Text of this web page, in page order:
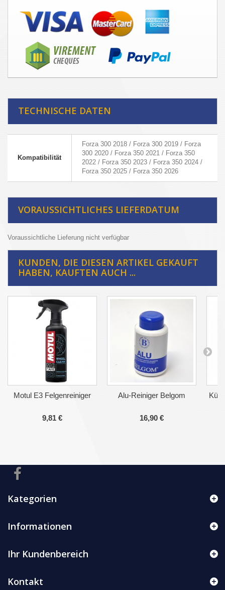
TECHNISCHE DATEN
Kompatibilität
Forza 300 2018 / Forza 300 2019 / Forza
300 2020 / Forza 350 2021 / Forza 350
2022 / Forza 350 2023 / Forza 350 2024 /
Forza 350 2025 / Forza 350 2026
VORAUSSICHTLICHES LIEFERDATUM
Voraussichtliche Lieferung nicht verfügbar
KUNDEN, DIE DIESEN ARTIKEL GEKAUFT
HABEN, KAUFTEN AUCH ...
Motul E3 Felgenreiniger
9,81 €
Alu-Reiniger Belgom
16,90 €
Kategorien
Informationen
Ihr Kundenbereich
Kontakt